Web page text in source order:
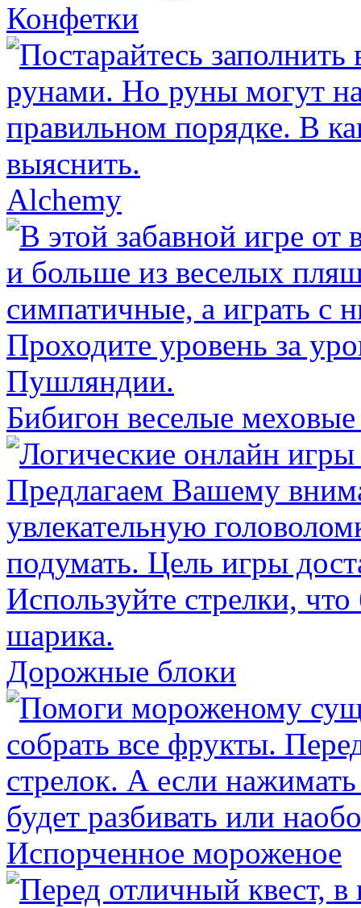
Конфетки
Alchemy
Бибигон веселые
Дорожные блоки
Испорченное мороженое